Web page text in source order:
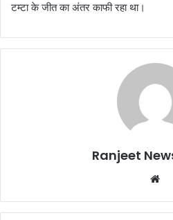
टम्टा के जीत का अंतर काफी रहा था।
Ranjeet